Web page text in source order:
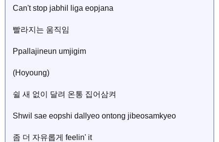
Can't stop jabhil liga eopjana
빨라지는 움직임
Ppallajineun umjigim
(Hoyoung)
쉴 새 없이 달려 온통 집어삼켜
Shwil sae eopshi dallyeo ontong jibeosamkyeo
좀 더 자유롭게 feelin' it